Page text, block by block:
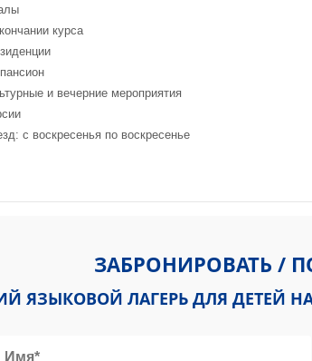
курса
и вечерние мероприятия
с воскресенья по воскресенье
ЗАБРОНИРОВАТЬ /
ЯЗЫКОВОЙ ЛАГЕРЬ ДЛЯ ДЕТЕЙ НА